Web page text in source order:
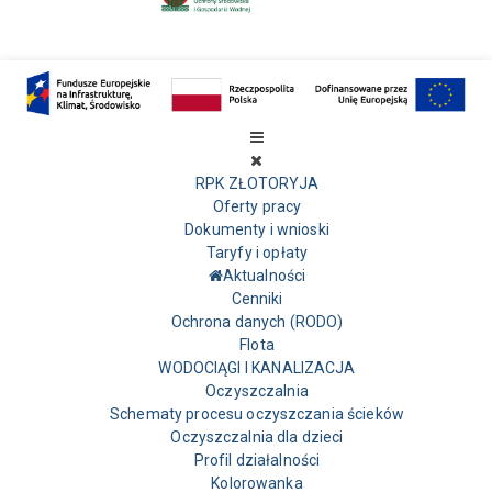
RPK ZŁOTORYJA
Oferty pracy
Dokumenty i wnioski
Taryfy i opłaty
Aktualności
Cenniki
Ochrona danych (RODO)
Flota
WODOCIĄGI I KANALIZACJA
Oczyszczalnia
Schematy procesu oczyszczania ścieków
Oczyszczalnia dla dzieci
Profil działalności
Kolorowanka